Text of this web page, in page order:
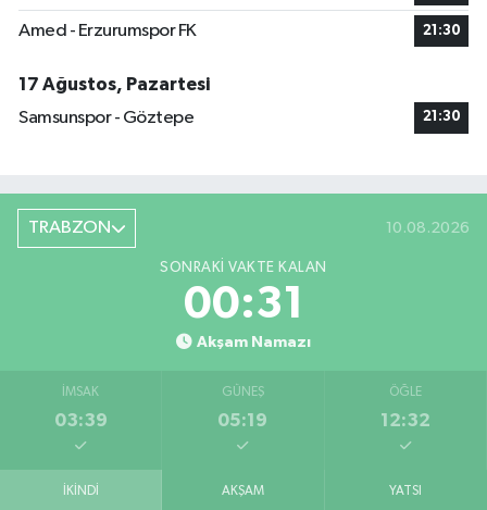
Amed - Erzurumspor FK 21:30
17 Ağustos, Pazartesi
Samsunspor - Göztepe
21:30
TRABZON 10.08.2026
SONRAKI VAKTE KALAN
00:30
Akşam Namazı
İMSAK
03:39
GÜNEŞ
05:19
ÖĞLE
12:32
İKINDI AKŞAM YATSI